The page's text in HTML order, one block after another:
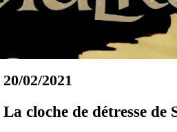
20/02/2021
La cloche de détresse